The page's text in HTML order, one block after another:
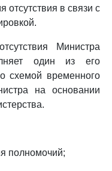
отсутствия в связи с
Министра
один из его
схемой временного
на основании
полномочий;